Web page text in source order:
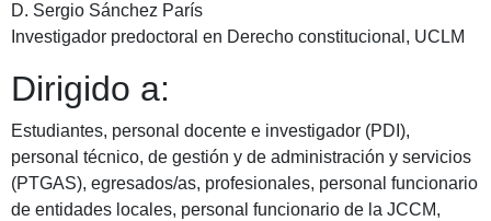
D. Sergio Sánchez París
Investigador predoctoral en Derecho constitucional, UCLM
Dirigido a:
Estudiantes, personal docente e investigador (PDI),
personal técnico, de gestión y de administración y servicios
(PTGAS), egresados/as, profesionales, personal funcionario
de entidades locales, personal funcionario de la JCCM,